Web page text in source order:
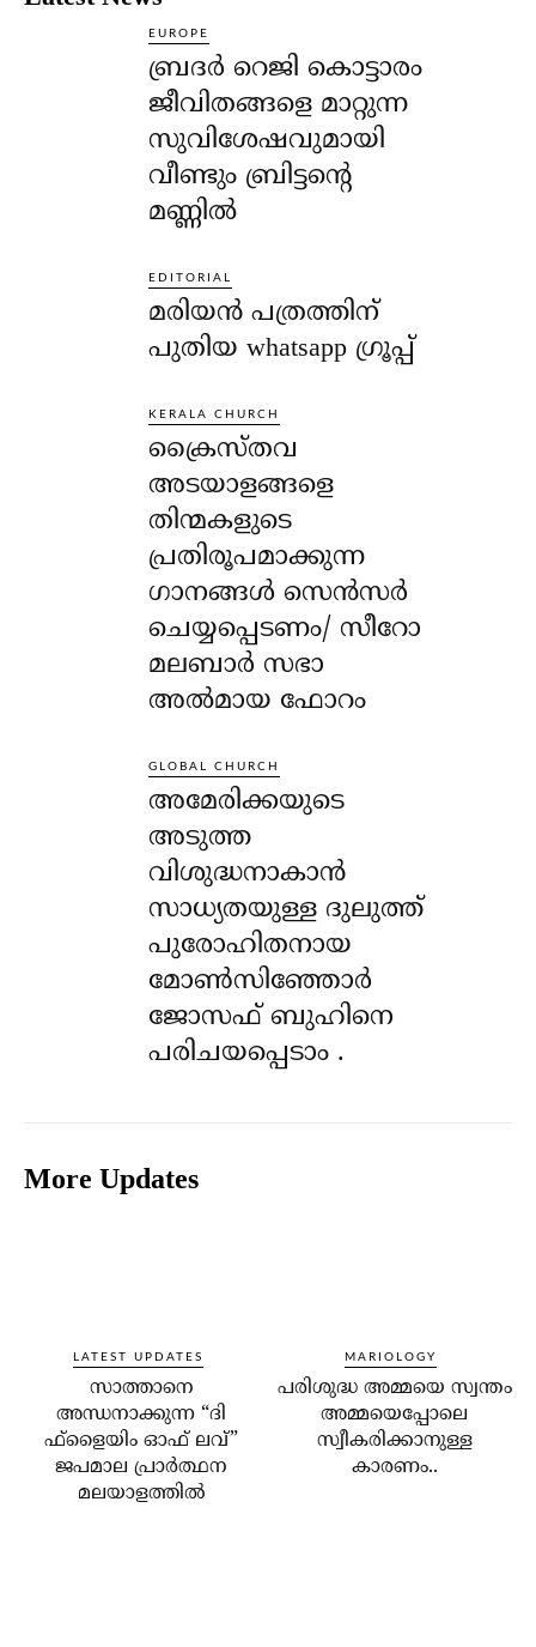
EUROPE
ബ്രദർ റെജി കൊട്ടാരം
ജീവിതങ്ങളെ മാറ്റുന്ന
സുവിശേഷവുമായി
വീണ്ടും ബ്രിട്ടന്റെ
മണ്ണിൽ
EDITORIAL
മരിയൻ പത്രത്തിന്
പുതിയ whatsapp ഗ്രൂപ്പ്
KERALA CHURCH
ക്രൈസ്തവ
അടയാളങ്ങളെ
തിന്മകളുടെ
പ്രതിരൂപമാക്കുന്ന
ഗാനങ്ങൾ സെൻസർ
ചെയ്യപ്പെടണം/ സീറോ
മലബാർ സഭാ
അൽമായ ഫോറം
GLOBAL CHURCH
അമേരിക്കയുടെ
അടുത്ത
വിശുദ്ധനാകാൻ
സാധ്യതയുള്ള ദുലുത്ത്
പുരോഹിതനായ
മോൺസിഞ്ഞോർ
ജോസഫ് ബുഹിനെ
പരിചയപ്പെടാം .
More Updates
LATEST UPDATES
സാത്താനെ
അന്ധനാക്കുന്ന “ദി
ഫ്‌ളൈയിം ഓഫ് ലവ്”
ജപമാല പ്രാർത്ഥന
മലയാളത്തിൽ
MARIOLOGY
പരിശുദ്ധ അമ്മയെ സ്വന്തം
അമ്മയെപ്പോലെ
സ്വീകരിക്കാനുള്ള
കാരണം..